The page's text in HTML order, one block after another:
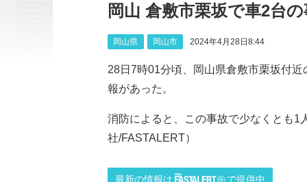
岡山 倉敷市栗坂で車2台
岡山県 岡山市 2024年4月28日8:44
28日7時01分頃、岡山県倉敷市栗坂付
報があった。
消防によると、この事故で少なくとも1
社/FASTALERT）
最新の情報は で提供中